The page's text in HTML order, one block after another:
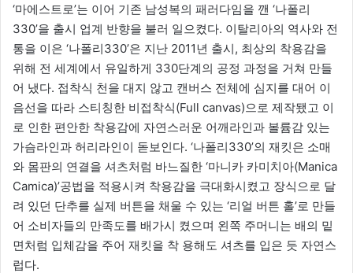
‘마에스트로’는 이어 기존 남성복의 패러다임을 깬 ‘나폴리
330’을 출시 업계 반향을 불러 일으켰다. 이탈리아의 역사와 전
통을 이은 ‘나폴리330’은 지난 2011년 출시, 최상의 착용감을
위해 전 세계에서 유일하게 330단계의 공정 과정을 거쳐 만들
어 냈다. 접착식 천을 대지 않고 캔버스 전체에 심지를 대어 이
음선을 따라 스티칭한 비접착식(Full canvas)으로 제작됐고 이
로 인한 편안한 착용감에 자연스러운 어깨라인과 볼륨감 있는
가슴라인과 허리라인이 돋보인다. ‘나폴리330’의 재킷은 소매
와 몸판의 연결을 셔츠처럼 바느질한 ‘마니카 카미치아(Manica
Camica)’공법을 적용시켜 착용감을 극대화시켰고 장식으로 달
려 있던 단추를 실제 버튼을 채울 수 있는 ‘리얼 버튼 홀’로 만들
어 소비자들의 만족도를 배가시 켰으며 왼쪽 주머니는 배의 밑
면처럼 입체감을 주어 재킷을 착 용해도 셔츠를 입은 듯 자연스
럽다.